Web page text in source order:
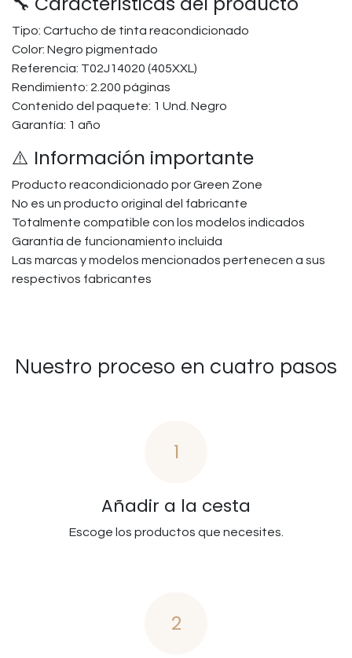
Tipo: Cartucho de tinta reacondicionado
Color: Negro pigmentado
Referencia: T02J14020 (405XXL)
Rendimiento: 2.200 páginas
Contenido del paquete: 1 Und. Negro
Garantía: 1 año
⚠️ Información importante
Producto reacondicionado por Green Zone
No es un producto original del fabricante
Totalmente compatible con los modelos indicados
Garantía de funcionamiento incluida
Las marcas y modelos mencionados pertenecen a sus
respectivos fabricantes
Nuestro proceso en cuatro pasos
1
Añadir a la cesta
Escoge los productos que necesites.
2